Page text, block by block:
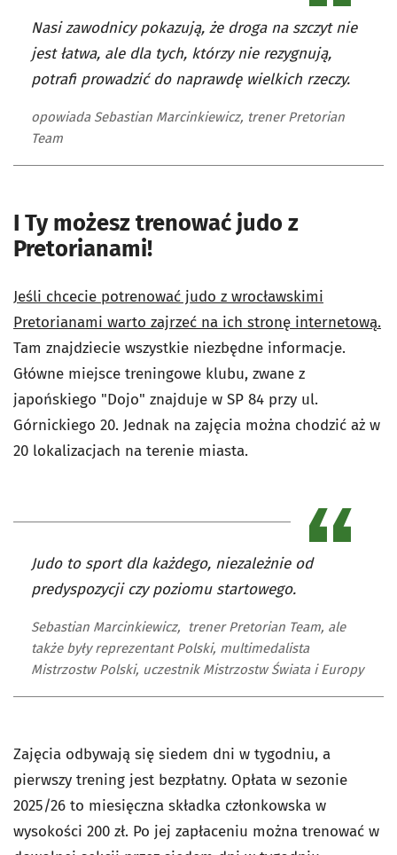
Nasi zawodnicy pokazują, że droga na szczyt nie
jest łatwa, ale dla tych, którzy nie rezygnują,
potrafi prowadzić do naprawdę wielkich rzeczy.
opowiada Sebastian Marcinkiewicz, trener Pretorian
Team
I Ty możesz trenować judo z
Pretorianami!
Jeśli chcecie potrenować judo z wrocławskimi
Pretorianami warto zajrzeć na ich stronę internetową.
Tam znajdziecie wszystkie niezbędne informacje.
Główne miejsce treningowe klubu, zwane z
japońskiego "Dojo" znajduje w SP 84 przy ul.
Górnickiego 20. Jednak na zajęcia można chodzić aż w
20 lokalizacjach na terenie miasta.
Judo to sport dla każdego, niezależnie od
predyspozycji czy poziomu startowego.
Sebastian Marcinkiewicz, trener Pretorian Team, ale
także były reprezentant Polski, multimedalista
Mistrzostw Polski, uczestnik Mistrzostw Świata i Europy
Zajęcia odbywają się siedem dni w tygodniu, a
pierwszy trening jest bezpłatny. Opłata w sezonie
2025/26 to miesięczna składka członkowska w
wysokości 200 zł. Po jej zapłaceniu można trenować w